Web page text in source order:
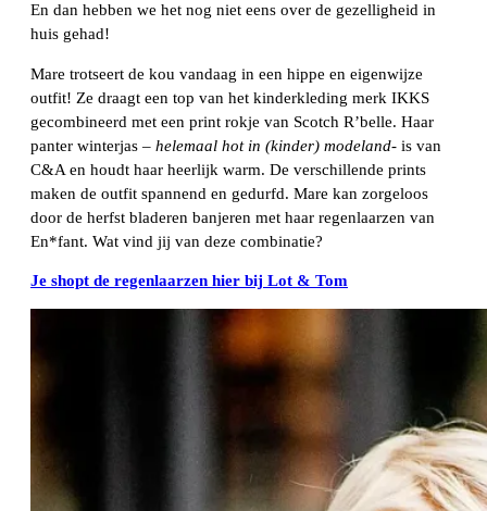
En dan hebben we het nog niet eens over de gezelligheid in
huis gehad!
Mare trotseert de kou vandaag in een hippe en eigenwijze
outfit! Ze draagt een top van het kinderkleding merk IKKS
gecombineerd met een print rokje van Scotch R’belle. Haar
panter winterjas – helemaal hot in (kinder) modeland- is van
C&A en houdt haar heerlijk warm. De verschillende prints
maken de outfit spannend en gedurfd. Mare kan zorgeloos
door de herfst bladeren banjeren met haar regenlaarzen van
En*fant. Wat vind jij van deze combinatie?
Je shopt de regenlaarzen hier bij Lot & Tom